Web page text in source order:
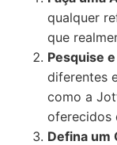
qualquer
que
Pesquise
diferentes
como a
oferecidos
Defina um